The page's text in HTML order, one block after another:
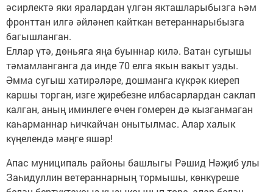
әсирлектә яки яралардан үлгән якташларыбызга һәм
фронттан илгә әйләнеп кайткан ветераннарыбызга
багышланган.
Еллар үтә, дөньяга яңа буыннар килә. Ватан сугышы
тәмамланганга да инде 70 елга якын вакыт узды.
Әмма сугыш хатирәләре, дошманга күкрәк киереп
каршы торган, изге җиребезне илбасарлардан саклап
калган, аның иминлеге өчен гомерен дә кызганмаган
каһарманнар һичкайчан онытылмас. Алар халык
күңелендә мәңге яшәр!
Апас муниципаль районы башлыгы Рәшид Нәҗиб улы
Заһидуллин ветераннарның тормышы, көнкүреше